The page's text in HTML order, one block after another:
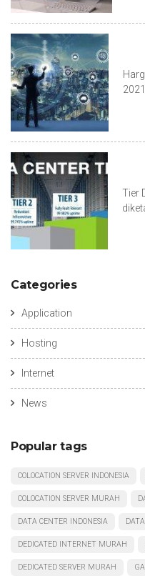
2021
Tier
Categories
Application
Hosting
Internet
News
Popular tags
COLOCATION SERVER INDONESIA
COLOCATION SERVER MURAH
DATA CENTER INDONESIA
DEDICATED INTERNET MURAH
DEDICATED SERVER MURAH